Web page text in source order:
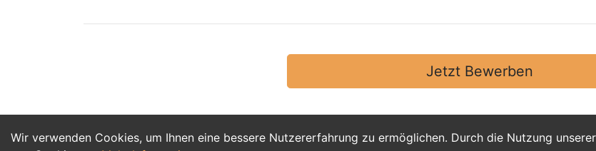
Wir verwenden Cookies, um Ihnen eine bessere Nutzererfahrung zu ermöglichen. Durch die Nutzung
Jetzt Bewerben